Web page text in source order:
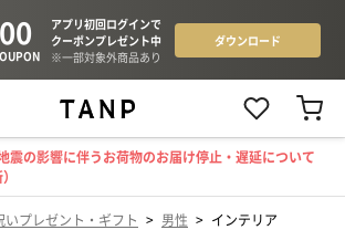
震の影響に伴うお荷物のお届け停止・遅延について
いプレゼント・ギフト > 男性 > インテリア